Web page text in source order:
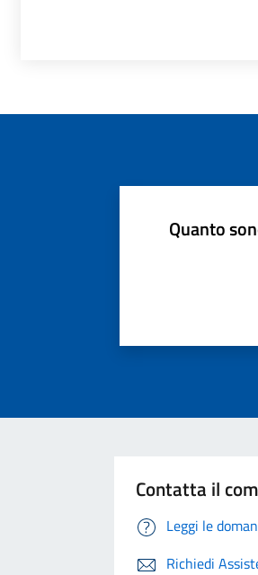
Quanto
Contatta il
Leggi le
Richiedi